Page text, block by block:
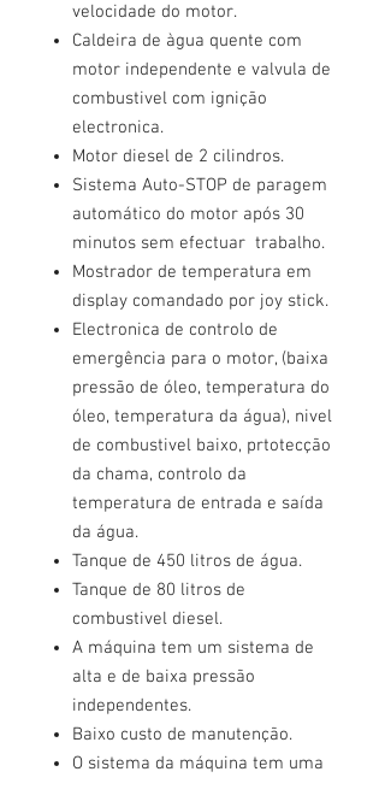
velocidade do motor.
Caldeira de àgua quente com
motor independente e valvula de
combustivel com ignição
electronica.
Motor diesel de 2 cilindros.
Sistema Auto-STOP de paragem
automático do motor após 30
minutos sem efectuar trabalho.
Mostrador de temperatura em
display comandado por joy stick.
Electronica de controlo de
emergência para o motor, (baixa
pressão de óleo, temperatura do
óleo, temperatura da água), nivel
de combustivel baixo, prtotecção
da chama, controlo da
temperatura de entrada e saída
da água.
Tanque de 450 litros de água.
Tanque de 80 litros de
combustivel diesel.
A máquina tem um sistema de
alta e de baixa pressão
independentes.
Baixo custo de manutenção.
O sistema da máquina tem uma